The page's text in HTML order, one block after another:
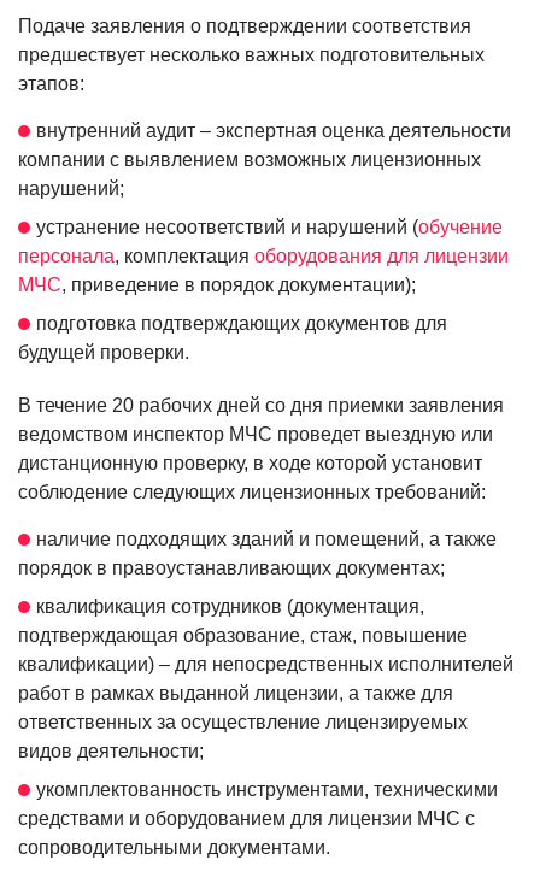
Подаче заявления о подтверждении соответствия
предшествует несколько важных подготовительных
этапов:
внутренний аудит – экспертная оценка деятельности
компании с выявлением возможных лицензионных
нарушений;
устранение несоответствий и нарушений (обучение
персонала, комплектация оборудования для лицензии
МЧС, приведение в порядок документации);
подготовка подтверждающих документов для
будущей проверки.
В течение 20 рабочих дней со дня приемки заявления
ведомством инспектор МЧС проведет выездную или
дистанционную проверку, в ходе которой установит
соблюдение следующих лицензионных требований:
наличие подходящих зданий и помещений, а также
порядок в правоустанавливающих документах;
квалификация сотрудников (документация,
подтверждающая образование, стаж, повышение
квалификации) – для непосредственных исполнителей
работ в рамках выданной лицензии, а также для
ответственных за осуществление лицензируемых
видов деятельности;
укомплектованность инструментами, техническими
средствами и оборудованием для лицензии МЧС с
сопроводительными документами.